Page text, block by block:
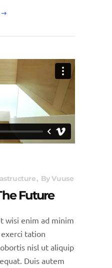
ByVuuse
Future
wisi enim ad minim
tation
nisl ut aliquip
Duis autem